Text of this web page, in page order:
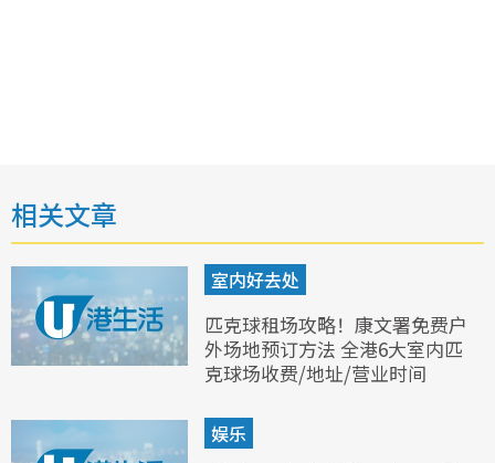
相关文章
室内好去处
匹克球租场攻略！康文署免费户
外场地预订方法 全港6大室内匹
克球场收费/地址/营业时间
娱乐